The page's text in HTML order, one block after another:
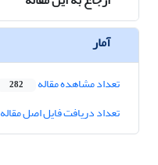
آمار
تعداد مشاهده مقاله 282
تعداد دریافت فایل اصل مقاله